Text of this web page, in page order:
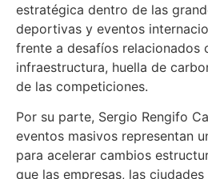
estratégica dentro de las
deportivas y eventos
frente a desafíos relacionados
infraestructura, huella de
de las competiciones.
Por su parte, Sergio Rengifo
eventos masivos representan
para acelerar cambios
que las empresas, las